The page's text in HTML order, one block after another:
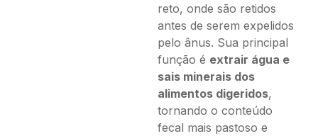
reto, onde são retidos
antes de serem expelidos
pelo ânus. Sua principal
função é extrair água e
sais minerais dos
alimentos digeridos,
tornando o conteúdo
fecal mais pastoso e